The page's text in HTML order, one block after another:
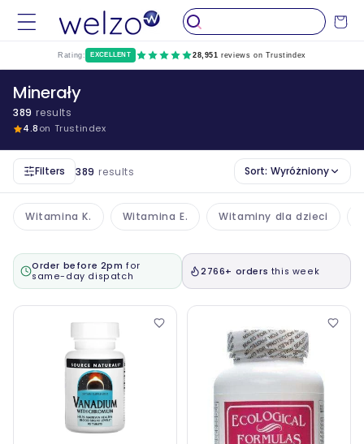
do
Wózek
Rating: EXCELLENT 28,951 reviews on Trustindex
Minerały
389 results
4.8on Trustindex
Filters 389 results Sort: Wyróżniony
Witamina K. Witamina E. Witaminy dla dzieci
Order before 2pm for
same-day dispatch
2766+ orders this week